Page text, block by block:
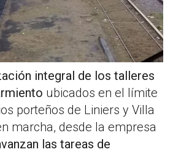
integral de los talleres
ubicados en el límite
porteños de Liniers y Villa
marcha, desde la empresa
las tareas de